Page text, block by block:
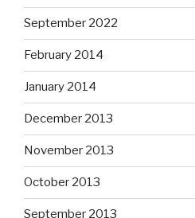
September 2022
February 2014
January 2014
December 2013
November 2013
October 2013
September 2013